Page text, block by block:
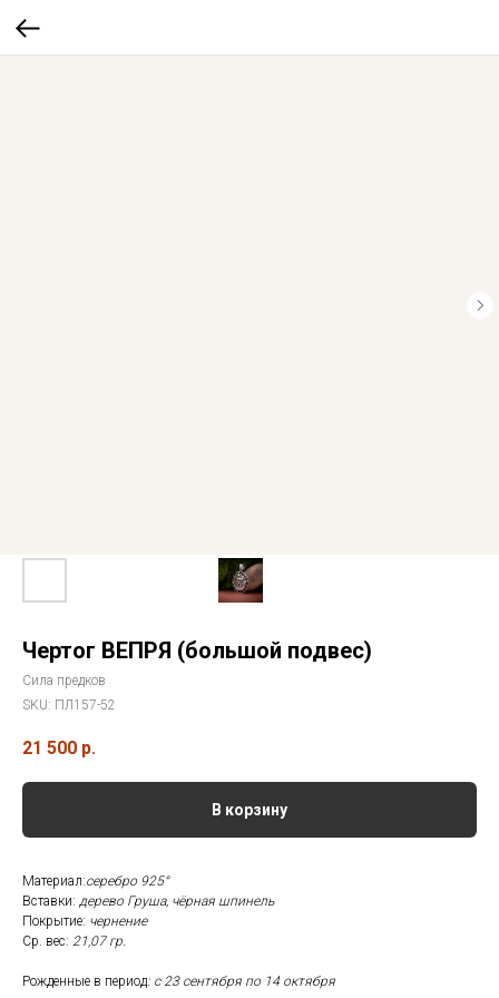
Чертог ВЕПРЯ (большой подвес)
Сила предков
SKU: ПЛ157-52
21 500 р.
В корзину
Материал:серебро 925°
Вставки: дерево Груша, чёрная шпинель
Покрытие: чернение
Ср. вес: 21,07 гр.
Рожденные в период: с 23 сентября по 14 октября